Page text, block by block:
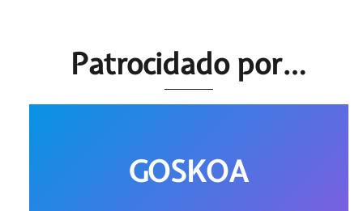
Patrocidado por…
GOSKOA